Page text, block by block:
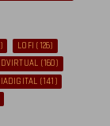
LOFI (126)
(160)
(141)